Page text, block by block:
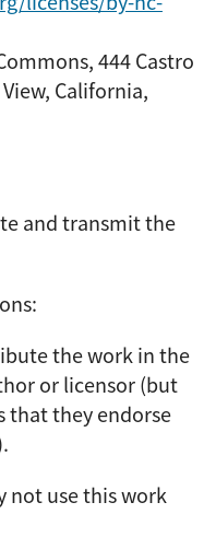
444 Castro
California,
and transmit the
the work in the
or licensor (but
that they endorse
not use this work